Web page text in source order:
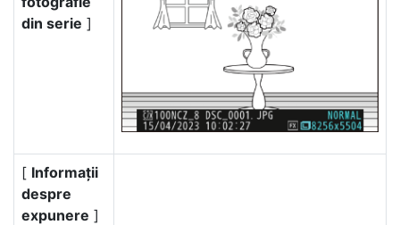
din serie ]
[ Informații
despre
expunere ]